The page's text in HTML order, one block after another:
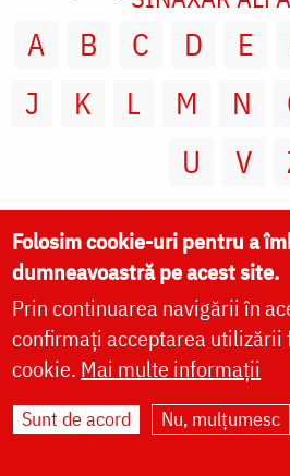
A B C D E
J
K L M N
U
V
CALENDAR
7 AUGUST
ianuarie februarie martie
august septembrie
decembrie
Folosim cookie-uri pentru a
dumneavoastră pe acest site.
Prin continuarea navigării în
confirmați acceptarea utilizării
cookie. Mai multe informații
Sunt de acord Nu, mulțumesc